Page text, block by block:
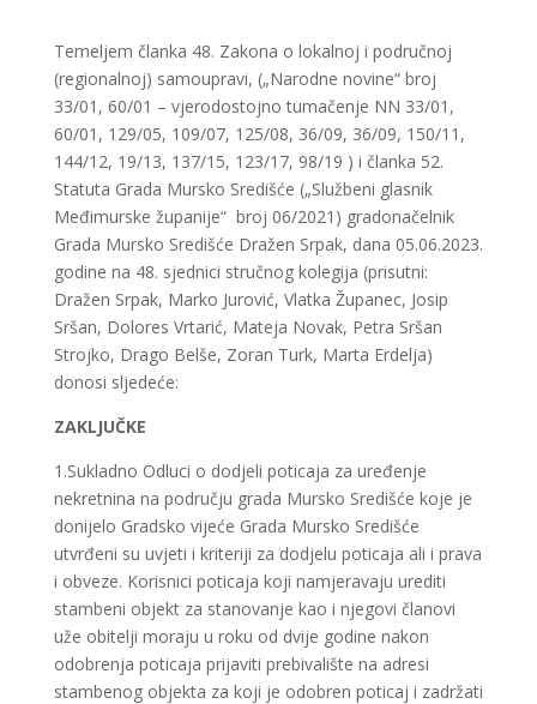
Temeljem članka 48. Zakona o lokalnoj i područnoj
(regionalnoj) samoupravi, („Narodne novine“ broj
33/01, 60/01 – vjerodostojno tumačenje NN 33/01,
60/01, 129/05, 109/07, 125/08, 36/09, 36/09, 150/11,
144/12, 19/13, 137/15, 123/17, 98/19 ) i članka 52.
Statuta Grada Mursko Središće („Službeni glasnik
Međimurske županije“ broj 06/2021) gradonačelnik
Grada Mursko Središće Dražen Srpak, dana 05.06.2023.
godine na 48. sjednici stručnog kolegija (prisutni:
Dražen Srpak, Marko Jurović, Vlatka Županec, Josip
Sršan, Dolores Vrtarić, Mateja Novak, Petra Sršan
Strojko, Drago Belše, Zoran Turk, Marta Erdelja)
donosi sljedeće:
ZAKLJUČKE
1.Sukladno Odluci o dodjeli poticaja za uređenje
nekretnina na području grada Mursko Središće koje je
donijelo Gradsko vijeće Grada Mursko Središće
utvrđeni su uvjeti i kriteriji za dodjelu poticaja ali i prava
i obveze. Korisnici poticaja koji namjeravaju urediti
stambeni objekt za stanovanje kao i njegovi članovi
uže obitelji moraju u roku od dvije godine nakon
odobrenja poticaja prijaviti prebivalište na adresi
stambenog objekta za koji je odobren poticaj i zadržati